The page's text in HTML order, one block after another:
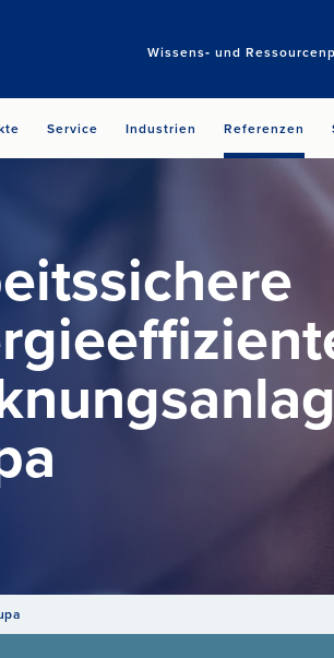
Wissens‑ und
Service Industrien Referenzen